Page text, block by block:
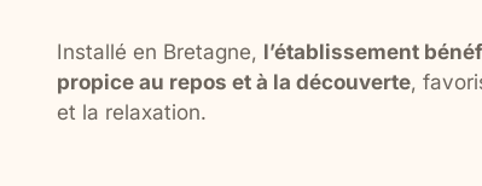
Installé en Bretagne, l’établissement
propice au repos et à la découverte,
et la relaxation.